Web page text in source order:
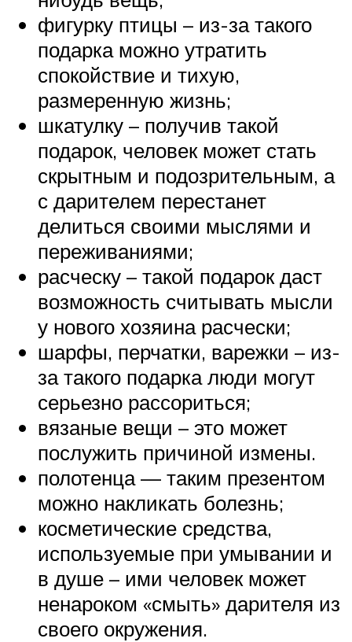
фигурку птицы – из-за такого
подарка можно утратить
спокойствие и тихую,
размеренную жизнь;
шкатулку – получив такой
подарок, человек может стать
скрытным и подозрительным, а
с дарителем перестанет
делиться своими мыслями и
переживаниями;
расческу – такой подарок даст
возможность считывать мысли
у нового хозяина расчески;
шарфы, перчатки, варежки – из-
за такого подарка люди могут
серьезно рассориться;
вязаные вещи – это может
послужить причиной измены.
полотенца — таким презентом
можно накликать болезнь;
косметические средства,
используемые при умывании и
в душе – ими человек может
ненароком «смыть» дарителя из
своего окружения.